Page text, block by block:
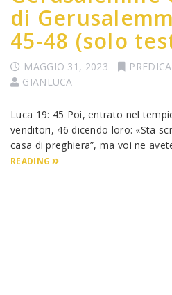
di
45-48 (solo
MAGGIO 31, 2023
GIANLUCA
Luca 19: 45 Poi, entrato nel
venditori, 46 dicendo loro: «Sta
casa di preghiera”, ma voi ne
READING